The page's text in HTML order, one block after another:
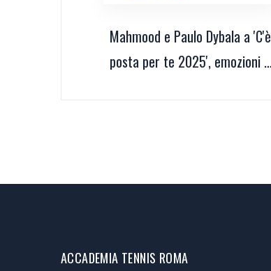
Mahmood e Paulo Dybala a 'C'è
posta per te 2025', emozioni e
ACCADEMIA TENNIS ROMA